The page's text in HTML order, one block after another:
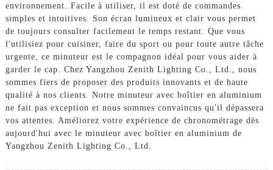
environnement. Facile à utiliser, il est doté de commandes
simples et intuitives. Son écran lumineux et clair vous permet
de toujours consulter facilement le temps restant. Que vous
l'utilisiez pour cuisiner, faire du sport ou pour toute autre tâche
urgente, ce minuteur est le compagnon idéal pour vous aider à
garder le cap. Chez Yangzhou Zenith Lighting Co., Ltd., nous
sommes fiers de proposer des produits innovants et de haute
qualité à nos clients. Notre minuteur avec boîtier en aluminium
ne fait pas exception et nous sommes convaincus qu'il dépassera
vos attentes. Améliorez votre expérience de chronométrage dès
aujourd'hui avec le minuteur avec boîtier en aluminium de
Yangzhou Zenith Lighting Co., Ltd.